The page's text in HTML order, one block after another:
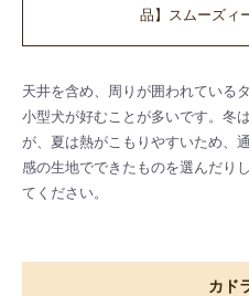
品】スムーズィ
天井を含め、周りが囲われている
小型犬が好むことが多いです。冬
が、夏は熱がこもりやすいため、
感の生地でできたものを選んだり
てください。
カド